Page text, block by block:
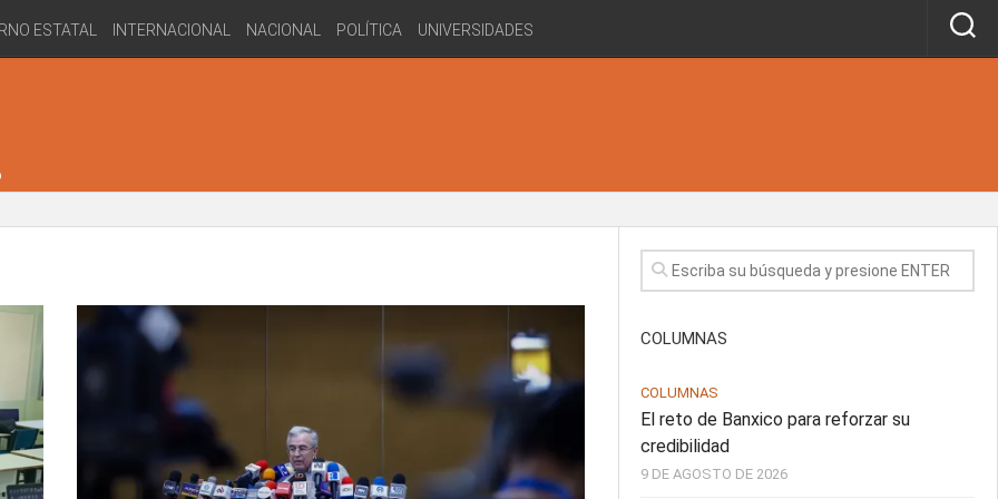
ESTATAL INTERNACIONAL NACIONAL POLÍTICA UNIVERSIDADES
COLUMNAS
COLUMNAS
El reto de Banxico para reforzar su
credibilidad
9 DE AGOSTO DE 2026